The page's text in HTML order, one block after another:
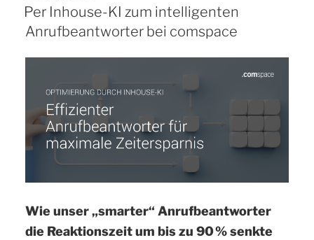
AM
Per Inhouse-KI zum intelligenten
Anrufbeantworter bei comspace
Wie unser „smarter“ Anrufbeantworter
die Reaktionszeit um bis zu 90 % senkte